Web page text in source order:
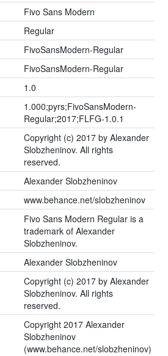
Fivo Sans Modern
Regular
FivoSansModern-Regular
FivoSansModern-Regular
1.0
1.000;pyrs;FivoSansModern-
Regular;2017;FLFG-1.0.1
Copyright (c) 2017 by Alexander
Slobzheninov. All rights
reserved.
Alexander Slobzheninov
www.behance.net/slobzheninov
Fivo Sans Modern Regular is a
trademark of Alexander
Slobzheninov.
Alexander Slobzheninov
Copyright (c) 2017 by Alexander
Slobzheninov. All rights
reserved.
Copyright 2017 Alexander
Slobzheninov
(www.behance.net/slobzheninov)